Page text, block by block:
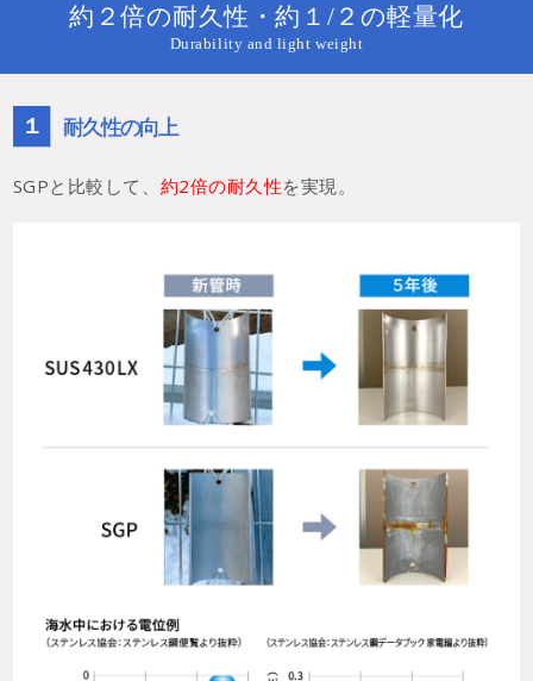
約２倍の耐久性・約１/２の軽量化
Durability and light weight
１ 耐久性の向上
SGPと比較して、 約2倍の耐久性を実現。